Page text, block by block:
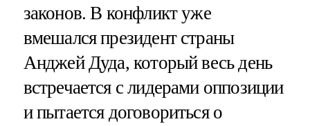
законов. В конфликт уже
вмешался президент страны
Анджей Дуда, который весь день
встречается с лидерами оппозиции
и пытается договориться о